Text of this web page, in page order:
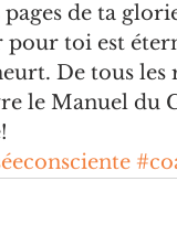
de ta
toi est
De tous les
le Manuel du